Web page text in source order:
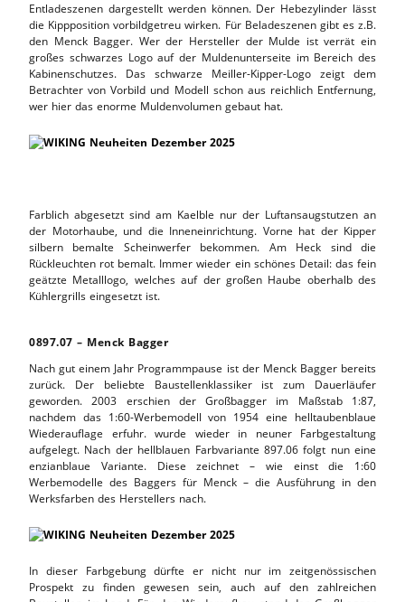
Entladeszenen dargestellt werden können. Der Hebezylinder lässt
die Kippposition vorbildgetreu wirken. Für Beladeszenen gibt es z.B.
den Menck Bagger. Wer der Hersteller der Mulde ist verrät ein
großes schwarzes Logo auf der Muldenunterseite im Bereich des
Kabinenschutzes. Das schwarze Meiller-Kipper-Logo zeigt dem
Betrachter von Vorbild und Modell schon aus reichlich Entfernung,
wer hier das enorme Muldenvolumen gebaut hat.
Farblich abgesetzt sind am Kaelble nur der Luftansaugstutzen an
der Motorhaube, und die Inneneinrichtung. Vorne hat der Kipper
silbern bemalte Scheinwerfer bekommen. Am Heck sind die
Rückleuchten rot bemalt. Immer wieder ein schönes Detail: das fein
geätzte Metalllogo, welches auf der großen Haube oberhalb des
Kühlergrills eingesetzt ist.
0897.07 – Menck Bagger
Nach gut einem Jahr Programmpause ist der Menck Bagger bereits
zurück. Der beliebte Baustellenklassiker ist zum Dauerläufer
geworden. 2003 erschien der Großbagger im Maßstab 1:87,
nachdem das 1:60-Werbemodell von 1954 eine helltaubenblaue
Wiederauflage erfuhr. wurde wieder in neuner Farbgestaltung
aufgelegt. Nach der hellblauen Farbvariante 897.06 folgt nun eine
enzianblaue Variante. Diese zeichnet – wie einst die 1:60
Werbemodelle des Baggers für Menck – die Ausführung in den
Werksfarben des Herstellers nach.
In dieser Farbgebung dürfte er nicht nur im zeitgenössischen
Prospekt zu finden gewesen sein, auch auf den zahlreichen